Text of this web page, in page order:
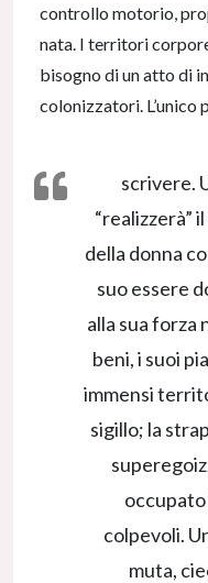
controllo motorio,
nata. I territori
bisogno di un atto di
colonizzatori. L’unico
scrivere.
“realizzerà”
della donna
suo essere
alla sua forza
beni, i suoi
immensi
sigillo; la
colpevoli.
muta,